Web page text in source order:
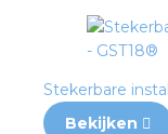
Stekerbare
Bekijken